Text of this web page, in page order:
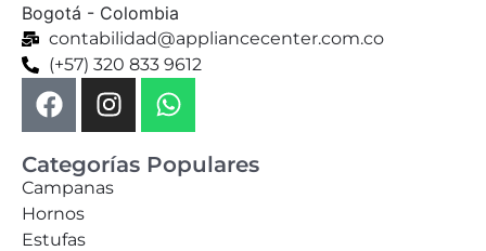
Bogotá - Colombia
contabilidad@appliancecenter.com.co
(+57) 320 833 9612
Categorías Populares
Campanas
Hornos
Estufas